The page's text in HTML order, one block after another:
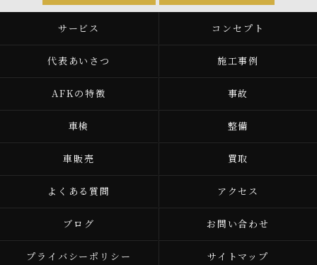
サービス コンセプト
代表あいさつ 施工事例
AFKの特徴 事故
車検 整備
車販売 買取
よくある質問 アクセス
ブログ お問い合わせ
プライバシーポリシー サイトマップ